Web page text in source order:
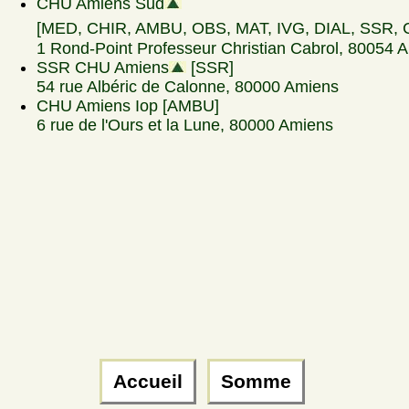
[MED, CHIR, AMBU, OBS, MAT, IVG, DIAL, SSR,
1 Rond-Point Professeur Christian Cabrol, 80054
SSR CHU Amiens
[SSR]
54 rue Albéric de Calonne, 80000 Amiens
CHU Amiens Iop [AMBU]
6 rue de l'Ours et la Lune, 80000 Amiens
Accueil Somme